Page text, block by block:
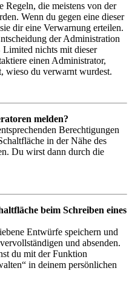
Regeln, die meistens von der
Wenn du gegen eine dieser
dir eine Verwarnung erteilen.
der Administration
nichts mit dieser
einen Administrator,
wieso du verwarnt wurdest.
melden?
Berechtigungen
in der Nähe des
Du wirst dann durch die
beim Schreiben eines
Entwürfe speichern und
und absenden.
du mit der Funktion
in deinem persönlichen